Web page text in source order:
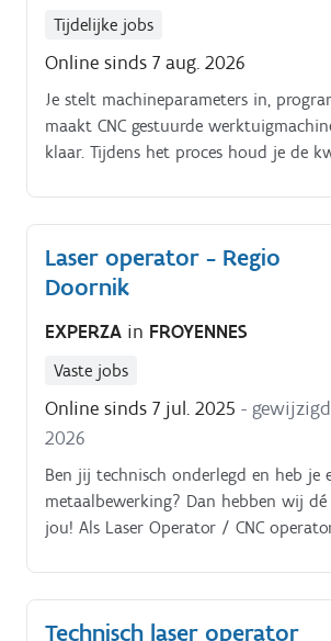
Tijdelijke jobs
Online sinds 7 aug. 2026
Je stelt machineparameters in,
maakt CNC gestuurde
klaar. Tijdens het proces houd je de
Laser operator - Regio
Doornik
EXPERZA in FROYENNES
Vaste jobs
Online sinds 7 jul. 2025 -
2026
Ben jij technisch onderlegd en heb je
metaalbewerking? Dan hebben wij
jou! Als Laser Operator / CNC
productieproces:- Uitwerken en
in Auto. CAD en deze doorsturen naar
lasermachine;- instellen en bedienen
Technisch laser operator